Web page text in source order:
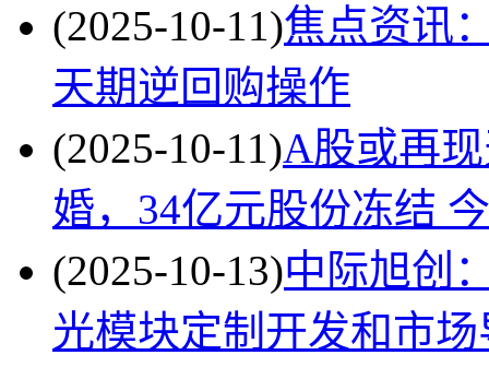
(2025-10-11)焦点资讯
天期逆回购操作
(2025-10-11)A股或再
婚，34亿元股份冻结
(2025-10-13)中际旭创
光模块定制开发和市